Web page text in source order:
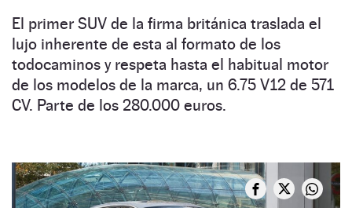
El primer SUV de la firma británica traslada el
lujo inherente de esta al formato de los
todocaminos y respeta hasta el habitual motor
de los modelos de la marca, un 6.75 V12 de 571
CV. Parte de los 280.000 euros.